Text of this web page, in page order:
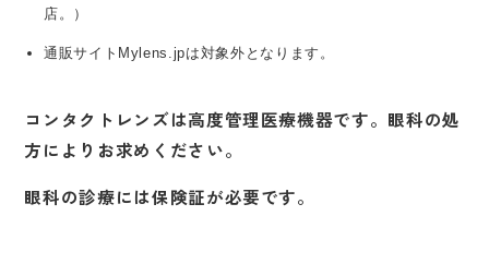
店。）
通販サイトMylens.jpは対象外となります。
コンタクトレンズは高度管理医療機器です。眼科の処
方によりお求めください。
眼科の診療には保険証が必要です。